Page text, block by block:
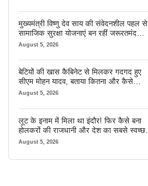
मुख्यमंत्री विष्णु देव साय की संवेदनशील पहल से
सामाजिक सुरक्षा योजनाएं बन रहीं जरूरतमंद
परिवारों का मजबूत सहारा
August 5, 2026
बेटियों की खास कैबिनेट से मिलकर गदगद हुए
सीएम मोहन यादव, बताया कितना और कैसे
इस्तेमाल करें AI
August 5, 2026
लूट के इनाम में मिला था इंदौर! फिर कैसे बना
होलकरों की राजधानी और देश का सबसे स्वच्छ
शहर? जानें पूरी कहानी
August 5, 2026